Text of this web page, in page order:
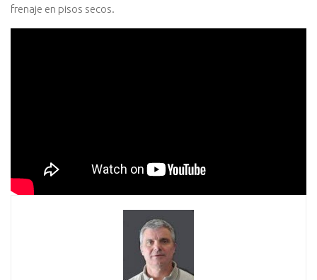
frenaje en pisos secos.